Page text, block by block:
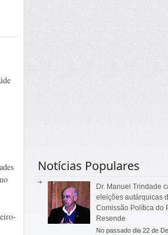
Notícias Populares
Dr. Manuel Trindade
eleições autárquicas
Comissão Política do
Resende
No passado dia 22 de